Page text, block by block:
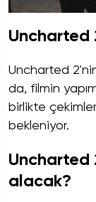
Uncharted
Uncharted
da, filmin
birlikte
bekleniyor.
Uncharted
alacak?